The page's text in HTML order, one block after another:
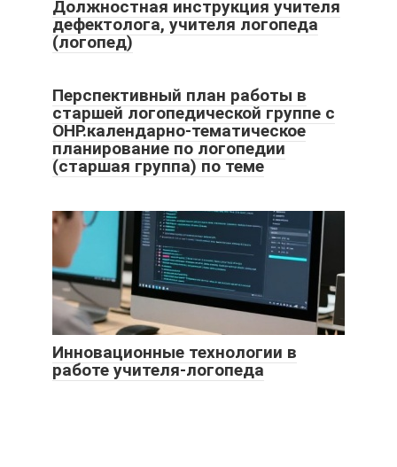
Должностная инструкция учителя
дефектолога, учителя логопеда
(логопед)
Перспективный план работы в
старшей логопедической группе с
ОНР.календарно-тематическое
планирование по логопедии
(старшая группа) по теме
Инновационные технологии в
работе учителя-логопеда